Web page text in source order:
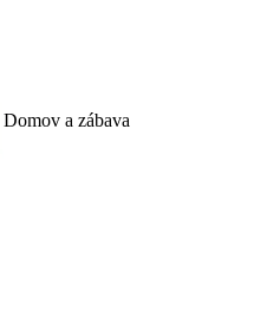
Domov a zábava